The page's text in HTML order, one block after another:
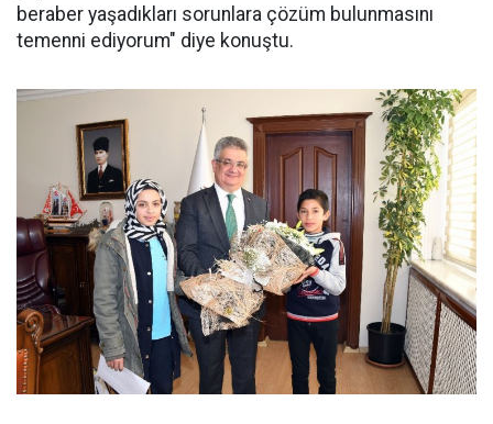
beraber yaşadıkları sorunlara çözüm bulunmasını
temenni ediyorum" diye konuştu.